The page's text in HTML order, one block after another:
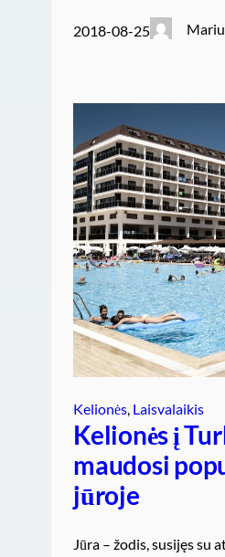
2018-08-25
Kelionės, Laisvalaikis
Kelionės į
maudosi
jūroje
Jūra – žodis, susijęs su